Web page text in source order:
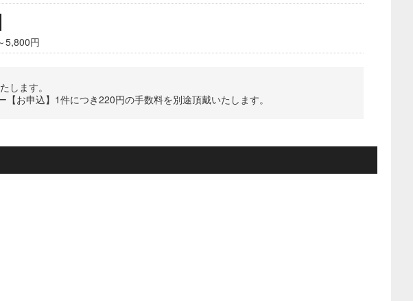
5,800円
します。
お申込】1件につき220円の手数料を別途頂戴いたします。